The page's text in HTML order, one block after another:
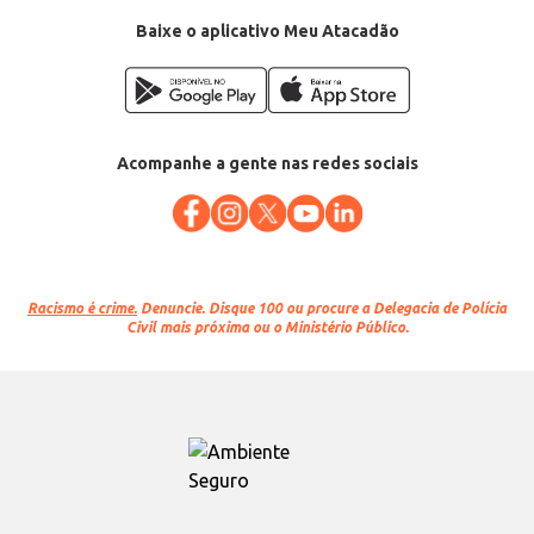
Baixe o aplicativo Meu Atacadão
Acompanhe a gente nas redes sociais
Racismo é crime. Denuncie. Disque 100 ou procure a Delegacia de Polícia
Civil mais próxima ou o Ministério Público.